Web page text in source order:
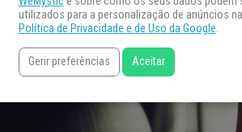
utilizados para a personalização de anúncios na
Política de Privacidade e de Uso da Google.
Gerir preferências Aceitar